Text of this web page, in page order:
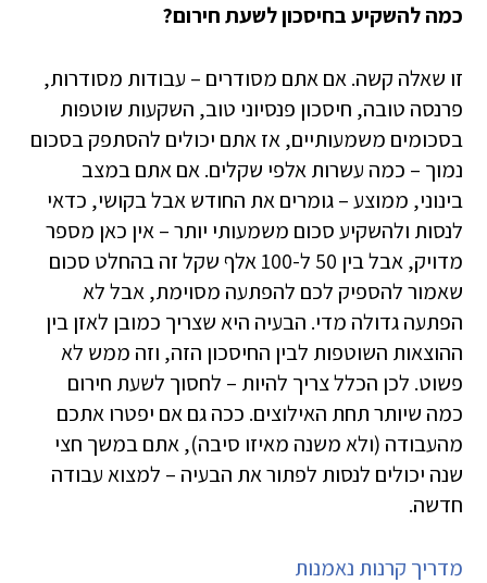
כמה להשקיע בחיסכון לשעת חירום?
זו שאלה קשה. אם אתם מסודרים – עבודות מסודרות,
פרנסה טובה, חיסכון פנסיוני טוב, השקעות שוטפות
בסכומים משמעותיים, אז אתם יכולים להסתפק בסכום
נמוך – כמה עשרות אלפי שקלים. אם אתם במצב
בינוני, ממוצע – גומרים את החודש אבל בקושי, כדאי
לנסות ולהשקיע סכום משמעותי יותר – אין כאן מספר
מדויק, אבל בין 50 ל-100 אלף שקל זה בהחלט סכום
שאמור להספיק לכם להפתעה מסוימת, אבל לא
הפתעה גדולה מדי. הבעיה היא שצריך כמובן לאזן בין
ההוצאות השוטפות לבין החיסכון הזה, וזה ממש לא
פשוט. לכן הכלל צריך להיות – לחסוך לשעת חירום
כמה שיותר תחת האילוצים. ככה גם אם יפטרו אתכם
מהעבודה (ולא משנה מאיזו סיבה), אתם במשך חצי
שנה יכולים לנסות לפתור את הבעיה – למצוא עבודה
חדשה.
מדריך קרנות נאמנות